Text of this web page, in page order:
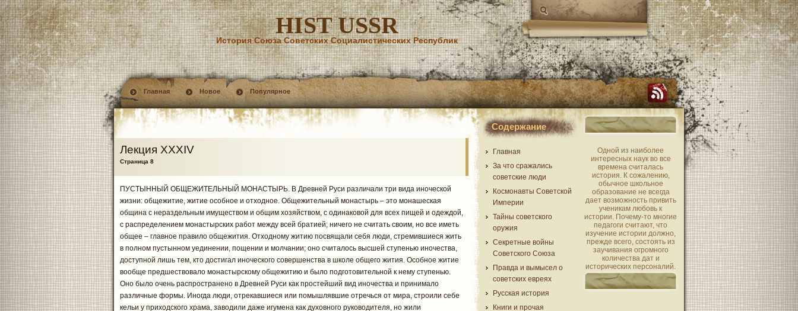
HIST USSR
История Союза Советских Социалистических Республик
Главная Новое Популярное
Лекция XXXIV
Страница 8
ПУСТЫННЫЙ ОБЩЕЖИТЕЛЬНЫЙ МОНАСТЫРЬ. В Древней Руси различали три вида иноческой
жизни: общежитие, житие особное и отходное. Общежительный монастырь – это монашеская
община с нераздельным имуществом и общим хозяйством, с одинаковой для всех пищей и одеждой,
с распределением монастырских работ между всей братией; ничего не считать своим, но все иметь
общее – главное правило общежития. Отходному житию посвящали себя люди, стремившиеся жить
в полном пустынном уединении, пощении и молчании; оно считалось высшей ступенью иночества,
доступной лишь тем, кто достигал иноческого совершенства в школе общего жития. Особное житие
вообще предшествовало монастырскому общежитию и было подготовительной к нему ступенью.
Оно было очень распространено в Древней Руси как простейший вид иночества и принимало
различные формы. Иногда люди, отрекавшиеся или помышлявшие отречься от мира, строили себе
кельи у приходского храма, заводили даже игумена как духовного руководителя, но жили
Содержание
Главная
За что сражались
советские люди
Космонавты Советской
Империи
Тайны советского
оружия
Секретные войны
Советского Союза
Правда и вымысел о
советских евреях
Русская история
Книги и прочая
Одной из наиболее
интересных наук во все
времена считалась
история. К сожалению,
обычное школьное
образование не всегда
дает возможность привить
ученикам любовь к
истории. Почему-то многие
педагоги считают, что
изучение истории должно,
прежде всего, состоять из
заучивания огромного
количества дат и
исторических персоналий.